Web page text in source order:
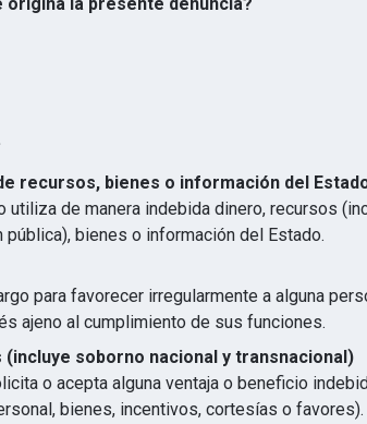
recursos, bienes o información del
utiliza de manera indebida dinero, recursos
bienes o información del Estado.
para favorecer irregularmente a alguna
ajeno al cumplimiento de sus funciones.
soborno nacional y transnacional)
o acepta alguna ventaja o beneficio
bienes, incentivos, cortesías o